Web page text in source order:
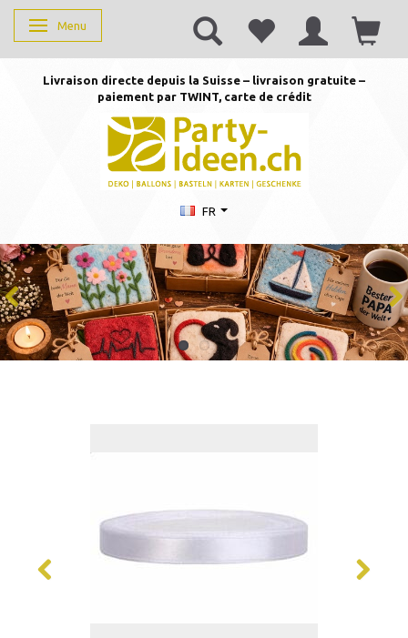
Basculer la navigation
Menu
Livraison directe depuis la Suisse – livraison gratuite –
paiement par TWINT, carte de crédit
FR